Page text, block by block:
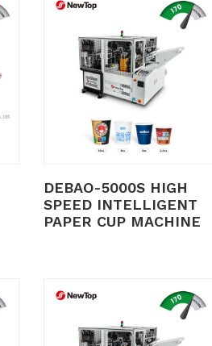
DEBAO-5000S HIGH
SPEED INTELLIGENT
PAPER CUP MACHINE